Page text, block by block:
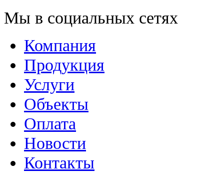
Мы в социальных сетях
Компания
Продукция
Услуги
Объекты
Оплата
Новости
Контакты